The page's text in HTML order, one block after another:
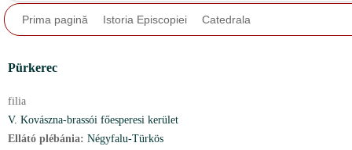
Prima pagină Istoria Episcopiei Catedrala
Pürkerec
filia
V. Kovászna-brassói főesperesi kerület
Ellátó plébánia: Négyfalu-Türkös